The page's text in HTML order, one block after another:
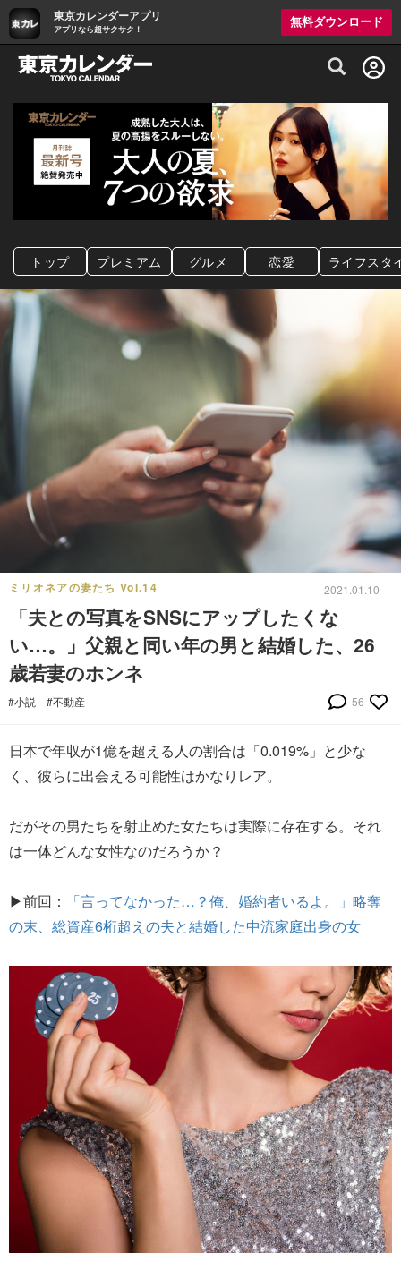
東京カレンダーアプリ
アプリなら超サクサク！
無料ダウンロード
グルメ情報・プレミアムレストラン予約
トップ プレミアム グルメ 恋愛 ライフスタ
ミリオネアの妻たち Vol.14 2021.01.10
「夫との写真をSNSにアップしたくな
い…。」父親と同い年の男と結婚した、26
歳若妻のホンネ
#小説 #不動産 56
日本で年収が1億を超える人の割合は「0.019%」と少な
く、彼らに出会える可能性はかなりレア。
だがその男たちを射止めた女たちは実際に存在する。それ
は一体どんな女性なのだろうか？
▶前回：
「言ってなかった…？俺、婚約者いるよ。」略奪
の末、総資産6桁超えの夫と結婚した中流家庭出身の女